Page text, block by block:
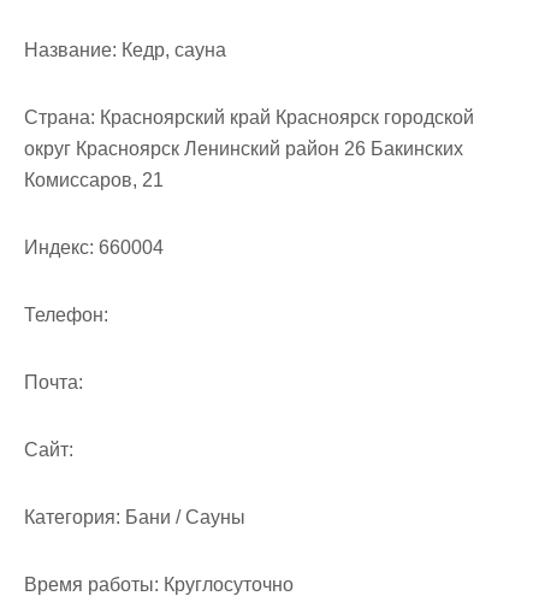
Название: Кедр, сауна
Страна: Красноярский край Красноярск городской
округ Красноярск Ленинский район 26 Бакинских
Комиссаров, 21
Индекс: 660004
Телефон:
Почта:
Cайт:
Категория: Бани / Сауны
Время работы: Круглосуточно